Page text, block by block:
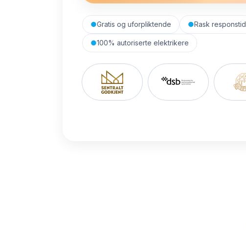
●Gratis og uforpliktende ●Rask responstid
●100% autoriserte elektrikere